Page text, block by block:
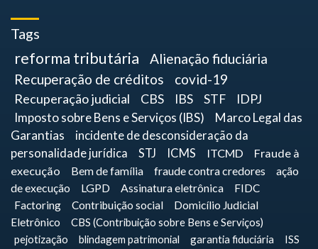
Tags
reforma tributária
Alienação fiduciária
Recuperação de créditos
covid-19
Recuperação judicial CBS IBS STF
IDPJ
Imposto sobre Bens e Serviços (IBS)
Marco Legal das
Garantias
incidente de desconsideração da
personalidade jurídica
STJ ICMS ITCMD
Fraude à
execução
Bem de família fraude contra credores
ação
de execução
LGPD Assinatura eletrônica
FIDC
Factoring
Contribuição social
Domicílio Judicial
Eletrônico
CBS (Contribuição sobre Bens e Serviços)
pejotização
blindagem patrimonial garantia fiduciária
ISS